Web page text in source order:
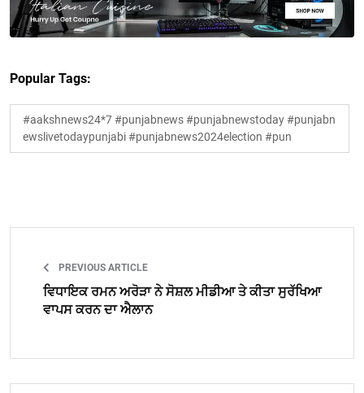
Popular Tags:
#aakshnews24*7 #punjabnews #punjabnewstoday #punjabn
ewslivetodaypunjabi #punjabnews2024election #pun
PREVIOUS ARTICLE
ਵਿਧਾਇਕ ਰਮਨ ਅਰੋੜਾ ਨੇ ਸੋਸ਼ਲ ਮੀਡੀਆ ਤੇ ਕੀਤਾ ਸੁਰੱਖਿਆ
ਵਾਪਸ ਕਰਨ ਦਾ ਐਲਾਨ